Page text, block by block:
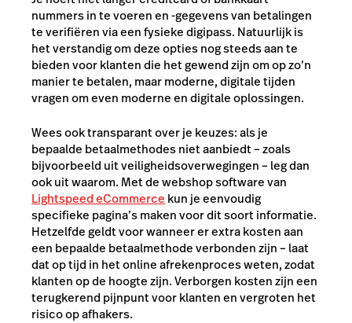
nummers in te voeren en -gegevens van betalingen
te verifiëren via een fysieke digipass. Natuurlijk is
het verstandig om deze opties nog steeds aan te
bieden voor klanten die het gewend zijn om op zo’n
manier te betalen, maar moderne, digitale tijden
vragen om even moderne en digitale oplossingen.
Wees ook transparant over je keuzes: als je
bepaalde betaalmethodes niet aanbiedt – zoals
bijvoorbeeld uit veiligheidsoverwegingen – leg dan
ook uit waarom. Met de webshop software van
Lightspeed eCommerce kun je eenvoudig
specifieke pagina’s maken voor dit soort informatie.
Hetzelfde geldt voor wanneer er extra kosten aan
een bepaalde betaalmethode verbonden zijn – laat
dat op tijd in het online afrekenproces weten, zodat
klanten op de hoogte zijn. Verborgen kosten zijn een
terugkerend pijnpunt voor klanten en vergroten het
risico op afhakers.